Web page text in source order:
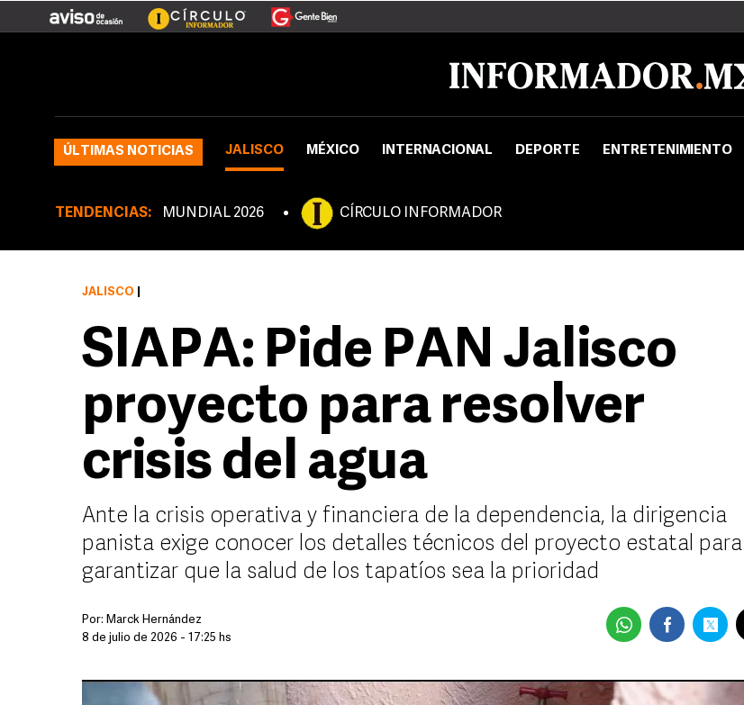
ÚLTIMAS NOTICIAS JALISCO MÉXICO INTERNACIONAL DEPORTE ENTRETENIMIENTO
TENDENCIAS: MUNDIAL 2026 CÍRCULO INFORMADOR
JALISCO
SIAPA: Pide PAN Jalisco
proyecto para resolver
crisis del agua
Ante la crisis operativa y financiera de la dependencia, la dirigencia
panista exige conocer los detalles técnicos del proyecto estatal para
garantizar que la salud de los tapatíos sea la prioridad
Por: Marck Hernández
8 de julio de 2026 - 17:25 hs